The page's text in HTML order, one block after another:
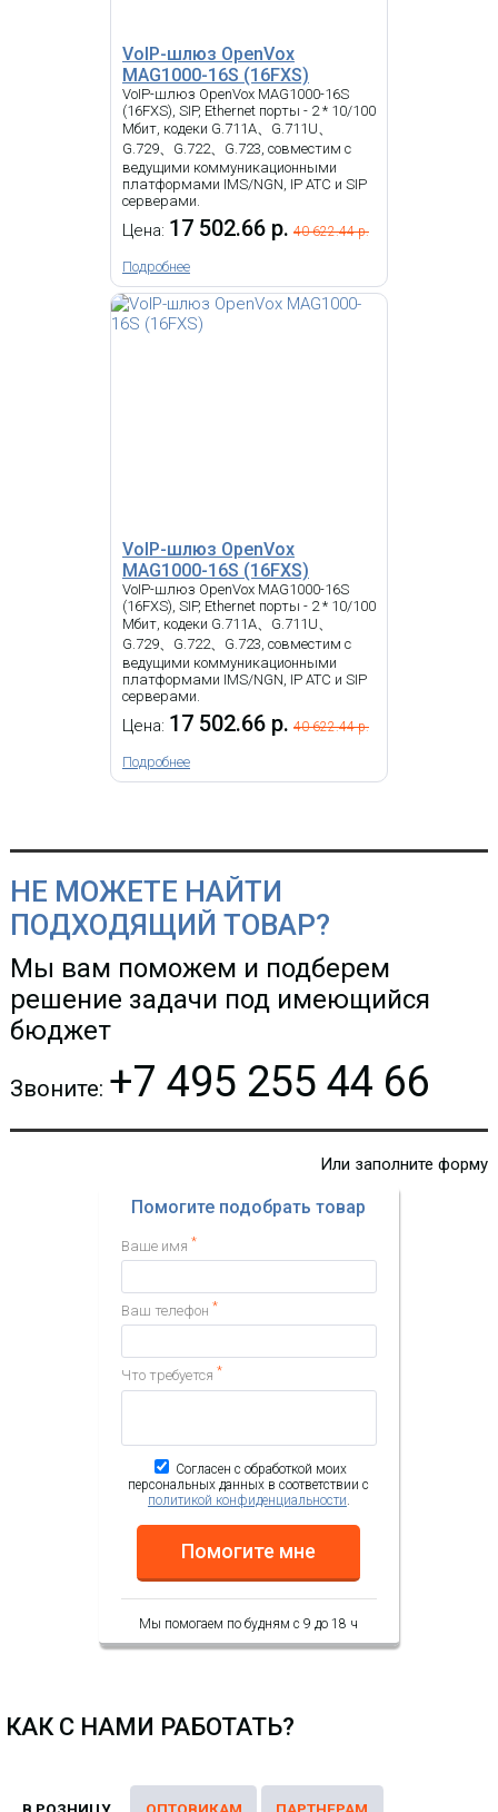
КУПИТЬ
-
Grandstream GXW4224 -
VOIP шлюз, 24 FXS
Цена: 57 216.59 р.
КУПИТЬ
VoIP шлюз, 24 FXS, SIP, 1 LAN,
RJ11, 1 x 50-ти контактный Telco,
T.38.
Grandstream GXW4216 -
VoIP шлюз, 16 FXS, SIP, 1 LAN,
RJ11, 1 x 50-ти контактный Telco,
T.38.
Аналоговый FXS VOIP
шлюз OpenVox iAG800 V2-
комбинации портов FXO /FXS;
протокол SIP; Совместим с
NGN, IPPBX и SIP-серверами.
VoIP-шлюз Flyingvoice G508, 8 FXS
портов, 2 гигабитных порта
10/100/1000 Мбит/с, TR069 &
SNMP, поддержка протоколов T.38
& T.30
VoIP-шлюз OpenVox
MAG1000-16S (16FXS)
VoIP-шлюз OpenVox MAG1000-16S
(16FXS), SIP, Ethernet порты - 2 * 10/100
Мбит, кодеки G.711A、G.711U、
G.729、G.722、G.723, совместим с
ведущими коммуникационными
платформами IMS/NGN, IP АТС и SIP
серверами.
Цена: 17 502.66 р. 40 622.44 р.
Подробнее
VoIP-шлюз OpenVox
MAG1000-16S (16FXS)
VoIP-шлюз OpenVox MAG1000-16S
(16FXS), SIP, Ethernet порты - 2 * 10/100
Мбит, кодеки G.711A、G.711U、
G.729、G.722、G.723, совместим с
ведущими коммуникационными
платформами IMS/NGN, IP АТС и SIP
серверами.
Цена: 17 502.66 р. 40 622.44 р.
Подробнее
НЕ МОЖЕТЕ НАЙТИ
ПОДХОДЯЩИЙ ТОВАР?
Мы вам поможем и подберем
решение задачи под имеющийся
бюджет
Звоните: +7 495 255 44 66
Или заполните форму
Помогите подобрать товар
Ваше имя *
Ваш телефон *
Что требуется *
Согласен с обработкой моих
персональных данных в соответствии с
политикой конфиденциальности
Помогите мне
Мы помогаем по будням с 9 до 18 ч
КАК С НАМИ РАБОТАТЬ?